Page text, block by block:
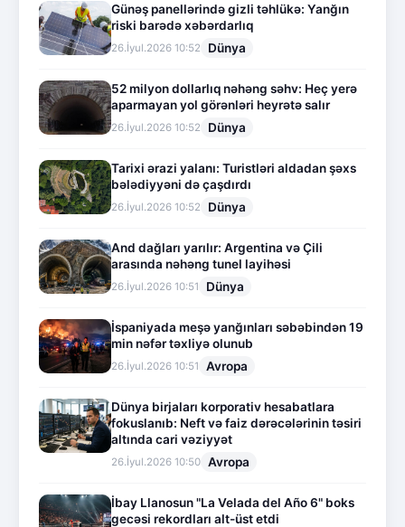
Günəş panellərində gizli təhlükə: Yanğın
riski barədə xəbərdarlıq
26.İyul.2026 10:52 Dünya
52 milyon dollarlıq nəhəng səhv: Heç yerə
aparmayan yol görənləri heyrətə salır
26.İyul.2026 10:52 Dünya
Tarixi ərazi yalanı: Turistləri aldadan şəxs
bələdiyyəni də çaşdırdı
26.İyul.2026 10:52 Dünya
And dağları yarılır: Argentina və Çili
arasında nəhəng tunel layihəsi
26.İyul.2026 10:51 Dünya
İspaniyada meşə yanğınları səbəbindən 19
min nəfər təxliyə olunub
26.İyul.2026 10:51 Avropa
Dünya birjaları korporativ hesabatlara
fokuslanıb: Neft və faiz dərəcələrinin təsiri
altında cari vəziyyət
26.İyul.2026 10:50 Avropa
İbay Llanosun "La Velada del Año 6" boks
gecəsi rekordları alt-üst etdi